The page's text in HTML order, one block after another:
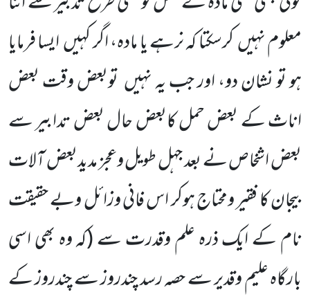
معلوم نہیں کرسکتا کہ نرہے یا مادہ، اگر کہیں ایسا فرمایا
ہو تو نشان دو، اور جب یہ نہیں توبعض وقت بعض
اناث کے بعض حمل کابعض حال بعض تدابیر سے
بعض اشخاص نے بعد جہل طویل وعجز مدیدبعض آلات
بیجان کا فقیر ومحتاج ہوکر اس فانی وزائل وبے حقیقت
نام کے ایک ذرہ علم وقدرت سے(کہ وہ بھی اسی
بارگاہ علیم وقدیر سے حصہ رسد چندروز سے چندروز کے